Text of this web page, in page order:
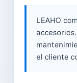
LEAHO
el cliente